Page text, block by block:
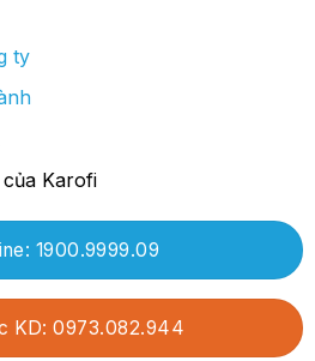
ty
Karofi
1900.9999.09
KD: 0973.082.944